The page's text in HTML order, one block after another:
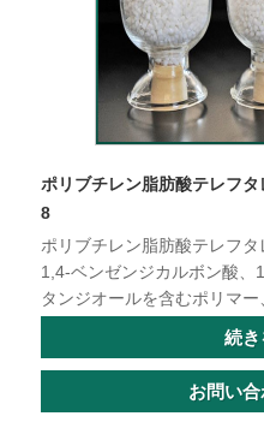
ポリブチレン脂肪酸テレフ
8
ポリブチレン脂肪酸テレフ
1,4-ベンゼンジカルボン酸
タンジオールを含むポリマ
続き
お問い